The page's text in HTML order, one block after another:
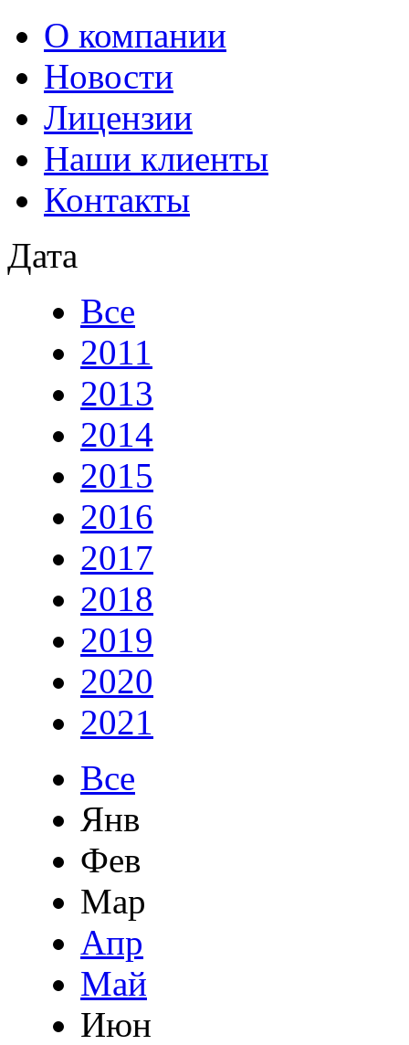
О компании
Новости
Лицензии
Наши клиенты
Контакты
Дата
Все
2011
2013
2014
2015
2016
2017
2018
2019
2020
2021
Все
Янв
Фев
Мар
Апр
Май
Июн